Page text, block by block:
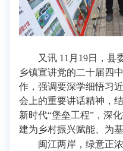
又讯 11月19日，县
乡镇宣讲党的二十届四
作，强调要深学细悟习
会上的重要讲话精神，
新时代“堡垒工程”，深
建为乡村振兴赋能、为
闽江两岸，绿意正浓